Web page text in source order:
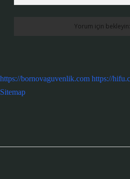
https://bornovaguvenlik.com https://
Sitemap